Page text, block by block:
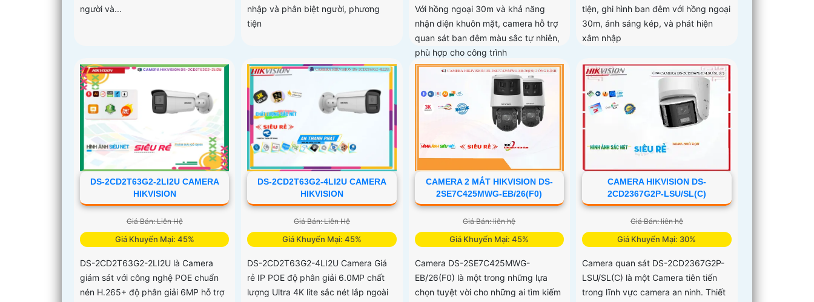
người và...
nhập và phân biệt người, phương
tiện
Với hồng ngoại 30m và khả năng
nhận diện khuôn mặt, camera hỗ trợ
quan sát ban đêm màu sắc tự nhiên,
phù hợp cho công trình
tiện, ghi hình ban đêm với hồng ngoại
30m, ánh sáng kép, và phát hiện
xâm nhập
DS-2CD2T63G2-2LI2U CAMERA
HIKVISION
Giá Bán: Liên Hệ
Giá Khuyến Mại: 45%
DS-2CD2T63G2-2LI2U là Camera
giám sát với công nghệ POE chuẩn
nén H.265+ độ phân giải 6MP hỗ trợ
DS-2CD2T63G2-4LI2U CAMERA
HIKVISION
Giá Bán: Liên Hệ
Giá Khuyến Mại: 45%
DS-2CD2T63G2-4LI2U Camera Giá
rẻ IP POE độ phân giải 6.0MP chất
lượng Ultra 4K lite sắc nét lắp ngoài
CAMERA 2 MẮT HIKVISION DS-
2SE7C425MWG-EB/26(F0)
Giá Bán: liên hệ
Giá Khuyến Mại: 45%
Camera DS-2SE7C425MWG-
EB/26(F0) là một trong những lựa
chọn tuyệt vời cho những ai tìm kiếm
CAMERA HIKVISION DS-
2CD2367G2P-LSU/SL(C)
Giá Bán: liên hệ
Giá Khuyến Mại: 30%
Camera quan sát DS-2CD2367G2P-
LSU/SL(C) là một Camera tiên tiến
trong lĩnh vực camera an ninh. Thiết